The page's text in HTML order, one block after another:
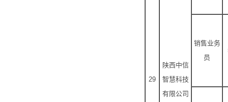
29
陕西中信
智慧科技
有限公司
销售业务
员